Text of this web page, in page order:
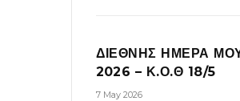
ΔΙΕΘΝΗΣ ΗΜΕΡΑ
2026 – Κ.Ο.Θ 18/5
7 May 2026